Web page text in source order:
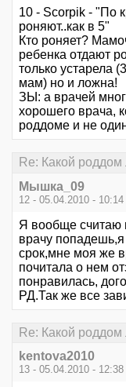
10 - Scorpik - "По
роняют..как в 5"
Кто роняет?
ребенка отдают
только устарела
мам) но и ложна!
ЗЫ: а врачей
хорошего врача,
роддоме и не
Re: Какой
Мышка_09
12 - 05.04.2010 - 10:14
Я вообще считаю
врачу
срок,мне моя же
почитала о нем
понравилась,
РД.Так же все
Re: Какой
kentova2010
13 - 05.04.2010 - 12:38